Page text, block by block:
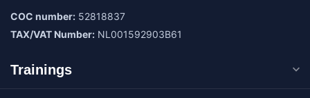
COC number: 52818837
TAX/VAT Number: NL001592903B61
Trainings